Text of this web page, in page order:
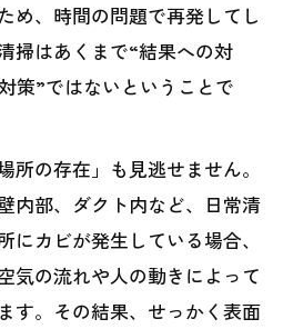
め、時間の問題で再発してし
掃はあくまで“結果への対
策”ではないということで
所の存在」も見逃せません。
内部、ダクト内など、日常清
にカビが発生している場合、
気の流れや人の動きによって
す。その結果、せっかく表面